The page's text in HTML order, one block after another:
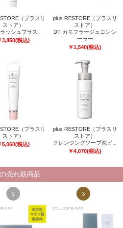
（プラスリ
ストア）
ッシュプラス
3,850(税込)
plus RESTORE（プラスリ
ストア）
DT カモフラージュコンシ
ーラー
￥1,540(税込)
（プラスリ
ストア）
5,060(税込)
plus RESTORE（プラスリ
ストア）
クレンジングソープ泡ピ...
￥4,070(税込)
売れ筋商品
2 3